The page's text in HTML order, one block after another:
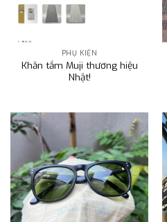
PHỤ KIỆN
Khăn tắm Muji thương hiệu
Nhật!